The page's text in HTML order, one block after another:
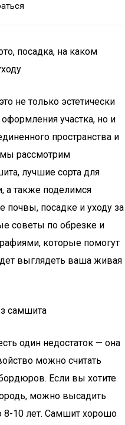
посадка, на каком
не только эстетически
участка, но и
пространства и
мы рассмотрим
лучшие сорта для
а также поделимся
почвы, посадке и уходу за
советы по обрезке и
которые помогут
выглядеть ваша живая
самшита
один недостаток — она
можно считать
Если вы хотите
можно высадить
8-10 лет. Самшит хорошо